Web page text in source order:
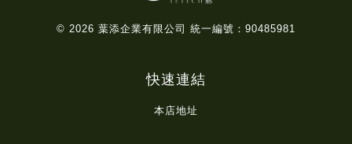
© 2026 葉添企業有限公司 統一編號：90485981
快速連結
本店地址